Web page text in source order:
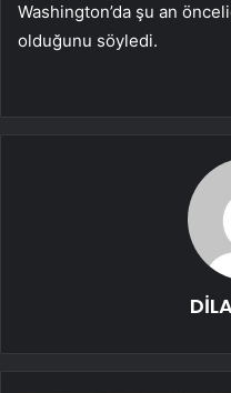
Washington’da şu an
olduğunu söyledi.